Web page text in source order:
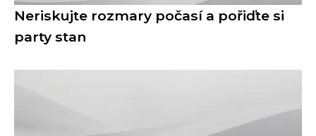
Neriskujte rozmary počasí a pořiďte si
party stan